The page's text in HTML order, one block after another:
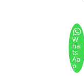
W
ha
ts
Ap
p